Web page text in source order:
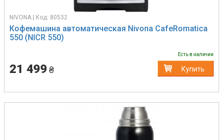
NIVONA | Код: 80532
Кофемашина автоматическая Nivona CafeRomatica
550 (NICR 550)
Есть в наличии
21 499 ₴ Купить